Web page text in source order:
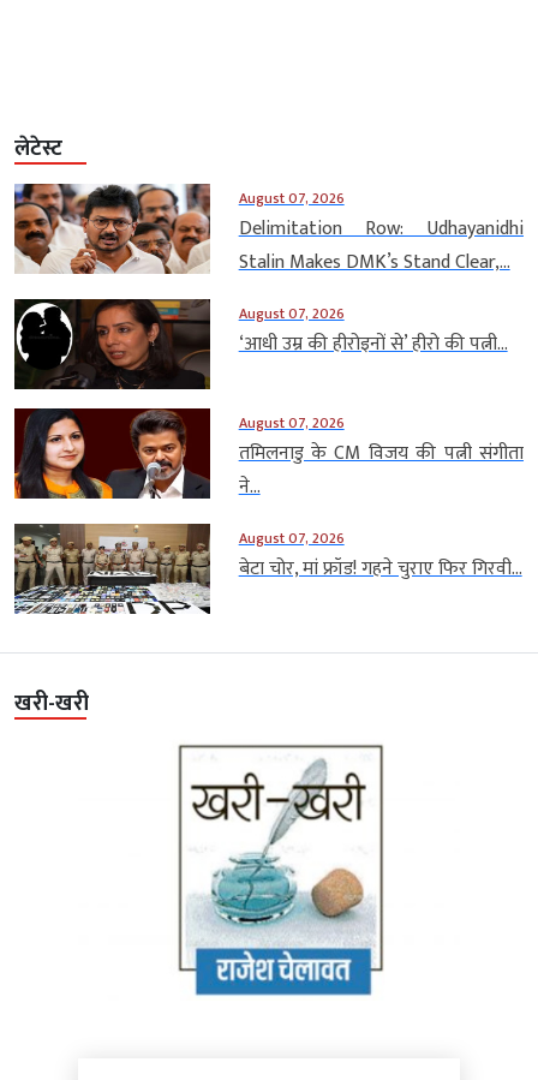
लेटेस्ट
August 07, 2026
Delimitation Row: Udhayanidhi
Stalin Makes DMK’s Stand Clear,...
August 07, 2026
‘आधी उम्र की हीरोइनों से’ हीरो की पत्नी...
August 07, 2026
तमिलनाडु के CM विजय की पत्नी संगीता
ने...
August 07, 2026
बेटा चोर, मां फ्रॉड! गहने चुराए फिर गिरवी...
खरी-खरी